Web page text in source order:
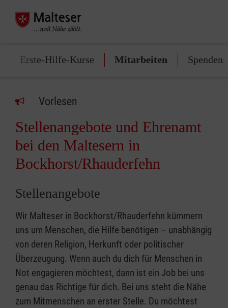
Erste-Hilfe-Kurse Mitarbeiten Spenden
Vorlesen
Stellenangebote und Ehrenamt
bei den Maltesern in
Bockhorst/Rhauderfehn
Stellenangebote
Wir Malteser in Bockhorst/Rhauderfehn kümmern
uns um Menschen, die Hilfe benötigen – unabhängig
von deren Religion, Herkunft oder politischer
Überzeugung. Wenn auch du dich für Menschen in
Not engagieren möchtest, dann ist ein Job bei uns
genau das Richtige für dich. Bei uns steht die Nähe
zum Mitmenschen an erster Stelle. Du möchtest